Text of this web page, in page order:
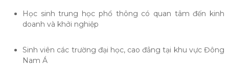
Học sinh trung học phổ thông có quan tâm đến kinh
doanh và khởi nghiệp
Sinh viên các trường đại học, cao đẳng tại khu vực Đông
Nam Á